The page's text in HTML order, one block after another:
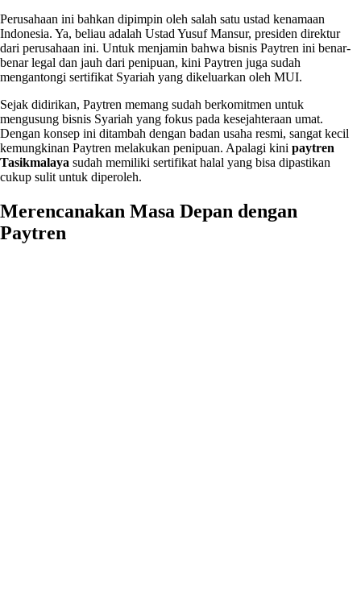
Perusahaan ini bahkan dipimpin oleh salah satu ustad kenamaan
Indonesia. Ya, beliau adalah Ustad Yusuf Mansur, presiden direktur
dari perusahaan ini. Untuk menjamin bahwa bisnis Paytren ini benar-
benar legal dan jauh dari penipuan, kini Paytren juga sudah
mengantongi sertifikat Syariah yang dikeluarkan oleh MUI.
Sejak didirikan, Paytren memang sudah berkomitmen untuk
mengusung bisnis Syariah yang fokus pada kesejahteraan umat.
Dengan konsep ini ditambah dengan badan usaha resmi, sangat kecil
kemungkinan Paytren melakukan penipuan. Apalagi kini paytren
Tasikmalaya sudah memiliki sertifikat halal yang bisa dipastikan
cukup sulit untuk diperoleh.
Merencanakan Masa Depan dengan
Paytren